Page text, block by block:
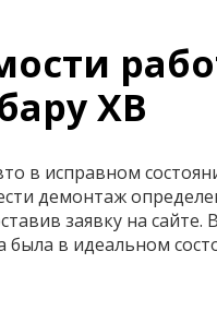
ХВ
исправном
демонтаж
заявку на
в идеальном